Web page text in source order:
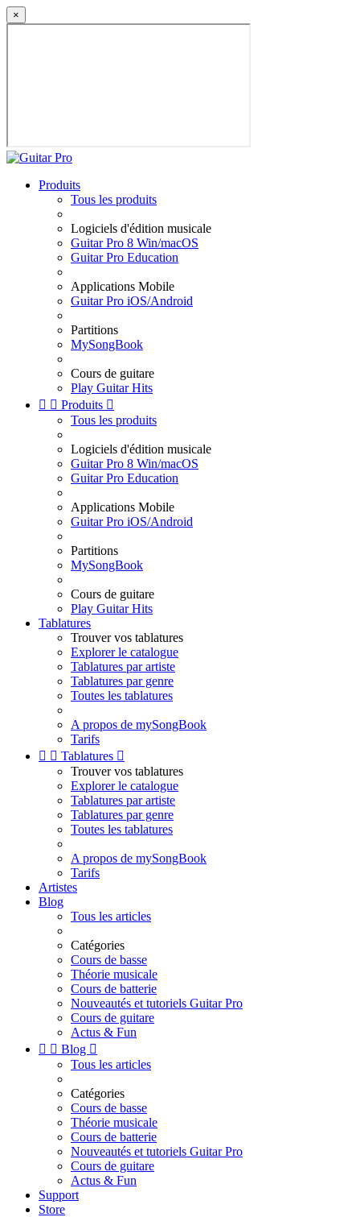
×
Produits
Tous les produits
Logiciels d'édition musicale
Guitar Pro 8 Win/macOS
Guitar Pro Education
Applications Mobile
Guitar Pro iOS/Android
Partitions
MySongBook
Cours de guitare
Play Guitar Hits
  Produits 
Tous les produits
Logiciels d'édition musicale
Guitar Pro 8 Win/macOS
Guitar Pro Education
Applications Mobile
Guitar Pro iOS/Android
Partitions
MySongBook
Cours de guitare
Play Guitar Hits
Tablatures
Trouver vos tablatures
Explorer le catalogue
Tablatures par artiste
Tablatures par genre
Toutes les tablatures
A propos de mySongBook
Tarifs
  Tablatures 
Trouver vos tablatures
Explorer le catalogue
Tablatures par artiste
Tablatures par genre
Toutes les tablatures
A propos de mySongBook
Tarifs
Artistes
Blog
Tous les articles
Catégories
Cours de basse
Théorie musicale
Cours de batterie
Nouveautés et tutoriels Guitar Pro
Cours de guitare
Actus & Fun
  Blog 
Tous les articles
Catégories
Cours de basse
Théorie musicale
Cours de batterie
Nouveautés et tutoriels Guitar Pro
Cours de guitare
Actus & Fun
Support
Store